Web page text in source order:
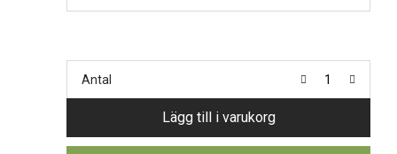
Antal
Lägg till i varukorg